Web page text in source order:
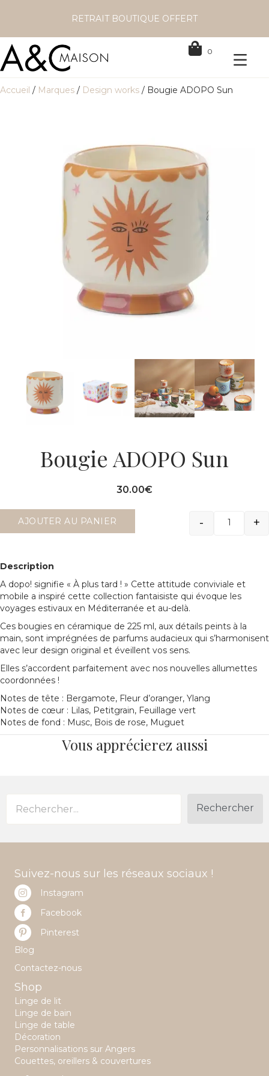
RETRAIT BOUTIQUE OFFERT
0
Accueil / Marques / Design works / Bougie ADOPO Sun
Bougie ADOPO Sun
30.00€
- +
AJOUTER AU PANIER
Description
A dopo! signifie « À plus tard ! » Cette attitude conviviale et
mobile a inspiré cette collection fantaisiste qui évoque les
voyages estivaux en Méditerranée et au-delà.
Ces bougies en céramique de 225 ml, aux détails peints à la
main, sont imprégnées de parfums audacieux qui s’harmonisent
avec leur design original et éveillent vos sens.
Elles s’accordent parfaitement avec nos nouvelles allumettes
coordonnées !
Notes de tête : Bergamote, Fleur d’oranger, Ylang
Notes de cœur : Lilas, Petitgrain, Feuillage vert
Notes de fond : Musc, Bois de rose, Muguet
Vous apprécierez aussi
Rechercher
Suivez-nous sur les réseaux sociaux !
Instagram
Facebook
Pinterest
Blog
Contactez-nous
Shop
Linge de lit
Linge de bain
Linge de table
Décoration
Personnalisations sur Angers
Couettes, oreillers & couvertures